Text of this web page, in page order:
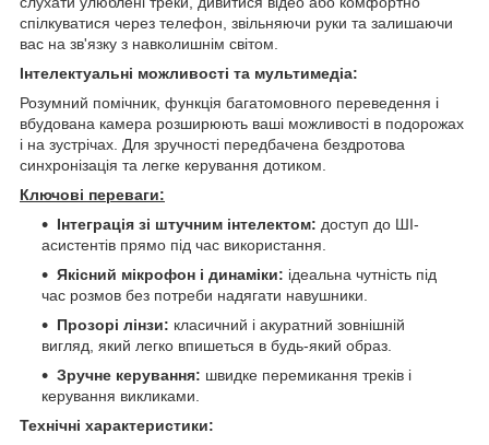
спілкуватися через телефон, звільняючи руки та залишаючи
вас на зв'язку з навколишнім світом.
Інтелектуальні можливості та мультимедіа:
Розумний помічник, функція багатомовного переведення і
вбудована камера розширюють ваші можливості в подорожах
і на зустрічах. Для зручності передбачена бездротова
синхронізація та легке керування дотиком.
Ключові переваги:
Інтеграція зі штучним інтелектом: доступ до ШІ-
асистентів прямо під час використання.
Якісний мікрофон і динаміки: ідеальна чутність під
час розмов без потреби надягати навушники.
Прозорі лінзи: класичний і акуратний зовнішній
вигляд, який легко впишеться в будь-який образ.
Зручне керування: швидке перемикання треків і
керування викликами.
Технічні характеристики: